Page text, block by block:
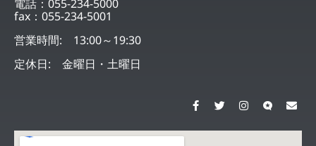
電話：055-234-5000
fax：055-234-5001
営業時間: 13:00～19:30
定休日: 金曜日・土曜日